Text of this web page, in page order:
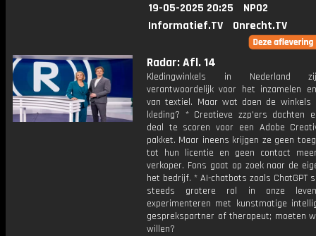
19-05-2025 20:25
NPO2
Informatief.TV
Onrecht.TV
Radar: Afl. 14
Kledingwinkels in Nederland
verantwoordelijk voor het inzamelen
van textiel. Maar wat doen de winkels
kleding? * Creatieve zzp'ers dachten
deal te scoren voor een Adobe
pakket. Maar ineens krijgen ze geen
tot hun licentie en geen contact
verkoper. Fons gaat op zoek naar de
het bedrijf. * AI-chatbots zoals ChatGPT
steeds grotere rol in onze
experimenteren met kunstmatige
gesprekspartner of therapeut; moeten
willen?